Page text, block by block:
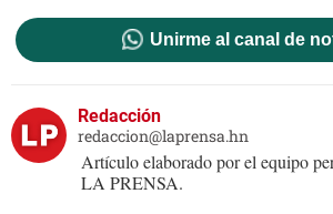
Unirme al canal de
Redacción
redaccion@laprensa.hn
Artículo elaborado por el equipo
LA PRENSA.